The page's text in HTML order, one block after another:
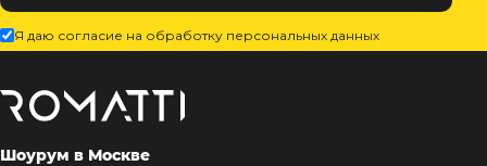
Я даю согласие на обработку персональных данных
Шоурум в Москве